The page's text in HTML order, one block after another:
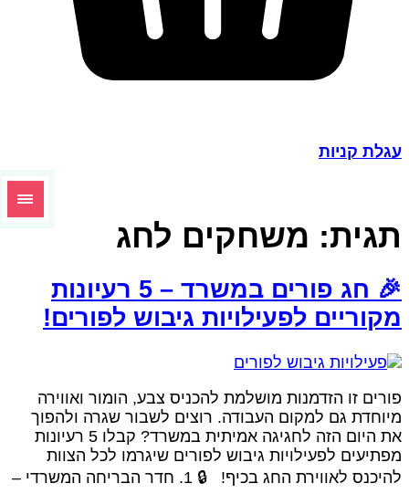
קניות
משחקים לחג
🎉 חג פורים במשרד – 5 רעיונות
לפעילויות גיבוש לפורים!
זו הזדמנות מושלמת להכניס צבע, הומור ואווירה
גם למקום העבודה. רוצים לשבור שגרה ולהפוך
את היום הזה לחגיגה אמיתית במשרד? קבלו 5 רעיונות
לפעילויות גיבוש לפורים שיגרמו לכל הצוות
להיכנס לאווירת החג בכיף! 🔒 1. חדר הבריחה המשרדי –